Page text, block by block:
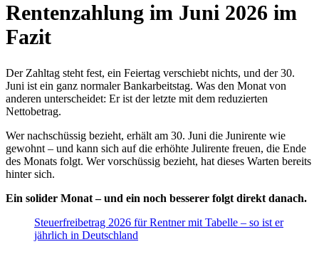
Rentenzahlung im Juni 2026 im
Fazit
Der Zahltag steht fest, ein Feiertag verschiebt nichts, und der 30.
Juni ist ein ganz normaler Bankarbeitstag. Was den Monat von
anderen unterscheidet: Er ist der letzte mit dem reduzierten
Nettobetrag.
Wer nachschüssig bezieht, erhält am 30. Juni die Junirente wie
gewohnt – und kann sich auf die erhöhte Julirente freuen, die Ende
des Monats folgt. Wer vorschüssig bezieht, hat dieses Warten bereits
hinter sich.
Ein solider Monat – und ein noch besserer folgt direkt danach.
Steuerfreibetrag 2026 für Rentner mit Tabelle – so ist er
jährlich in Deutschland